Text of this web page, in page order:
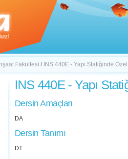
İnşaat Fakültesi / INS 440E - Yapı Statiğinde
INS 440E - Yapı
Dersin Amaçları
DA
Dersin Tanımı
DT